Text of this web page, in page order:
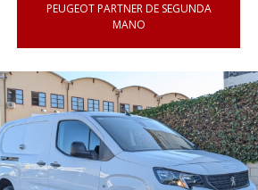
PEUGEOT PARTNER DE SEGUNDA
MANO